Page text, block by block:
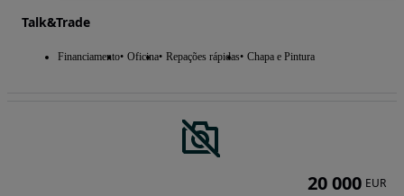
Talk&Trade
Financiamento Oficina Repações rápidas Chapa e Pintura
20 000 EUR